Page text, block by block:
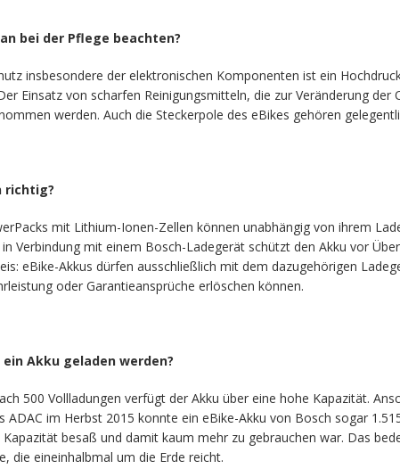
bei der Pflege beachten?
insbesondere der elektronischen Komponenten ist ein
Einsatz von scharfen Reinigungsmitteln, die zur Veränderung
werden. Auch die Steckerpole des eBikes gehören
richtig?
mit Lithium-Ionen-Zellen können unabhängig von ihrem
Verbindung mit einem Bosch-Ladegerät schützt den Akku vor
eBike-Akkus dürfen ausschließlich mit dem dazugehörigen
oder Garantieansprüche erlöschen können.
Akku geladen werden?
500 Vollladungen verfügt der Akku über eine hohe Kapazität.
ADAC im Herbst 2015 konnte ein eBike-Akku von Bosch sogar
Kapazität besaß und damit kaum mehr zu gebrauchen war. Das
die eineinhalbmal um die Erde reicht.